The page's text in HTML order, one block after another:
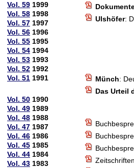
Vol. 59 1999
Vol. 58 1998
Vol. 57 1997
Vol. 56 1996
Vol. 55 1995
Vol. 54 1994
Vol. 53 1993
Vol. 52 1992
Vol. 51 1991
Vol. 50 1990
Vol. 49 1989
Vol. 48 1988
Vol. 47 1987
Vol. 46 1986
Vol. 45 1985
Vol. 44 1984
Vol. 43 1983
Ulshöfer:
Münch:
Das Urteil